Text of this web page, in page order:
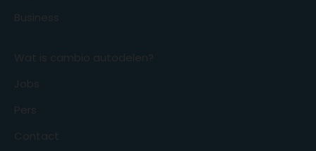
Business
Wat is cambio autodelen?
Jobs
Pers
Contact